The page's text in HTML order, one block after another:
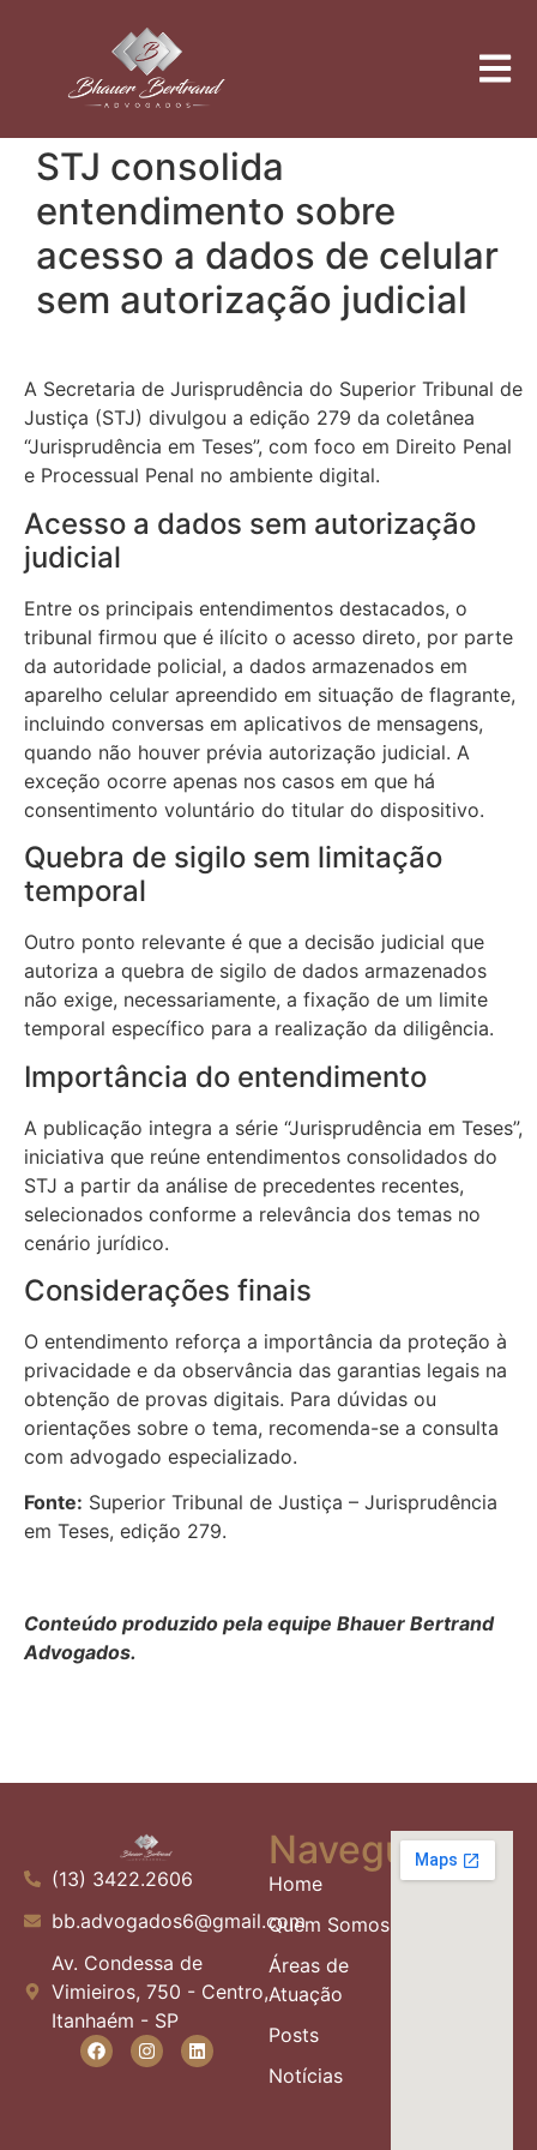
STJ consolida
entendimento sobre
acesso a dados de celular
sem autorização judicial
A Secretaria de Jurisprudência do Superior Tribunal de
Justiça (STJ) divulgou a edição 279 da coletânea
“Jurisprudência em Teses”, com foco em Direito Penal
e Processual Penal no ambiente digital.
Acesso a dados sem autorização
judicial
Entre os principais entendimentos destacados, o
tribunal firmou que é ilícito o acesso direto, por parte
da autoridade policial, a dados armazenados em
aparelho celular apreendido em situação de flagrante,
incluindo conversas em aplicativos de mensagens,
quando não houver prévia autorização judicial. A
exceção ocorre apenas nos casos em que há
consentimento voluntário do titular do dispositivo.
Quebra de sigilo sem limitação
temporal
Outro ponto relevante é que a decisão judicial que
autoriza a quebra de sigilo de dados armazenados
não exige, necessariamente, a fixação de um limite
temporal específico para a realização da diligência.
Importância do entendimento
A publicação integra a série “Jurisprudência em Teses”,
iniciativa que reúne entendimentos consolidados do
STJ a partir da análise de precedentes recentes,
selecionados conforme a relevância dos temas no
cenário jurídico.
Considerações finais
O entendimento reforça a importância da proteção à
privacidade e da observância das garantias legais na
obtenção de provas digitais. Para dúvidas ou
orientações sobre o tema, recomenda-se a consulta
com advogado especializado.
Fonte: Superior Tribunal de Justiça – Jurisprudência
em Teses, edição 279.
Conteúdo produzido pela equipe Bhauer Bertrand
Advogados.
(13) 3422.2606
bb.advogados6@gmail.com
Av. Condessa de
Vimieiros, 750 - Centro,
Itanhaém - SP
Navegue
Home
Quem Somos
Áreas de
Atuação
Posts
Notícias